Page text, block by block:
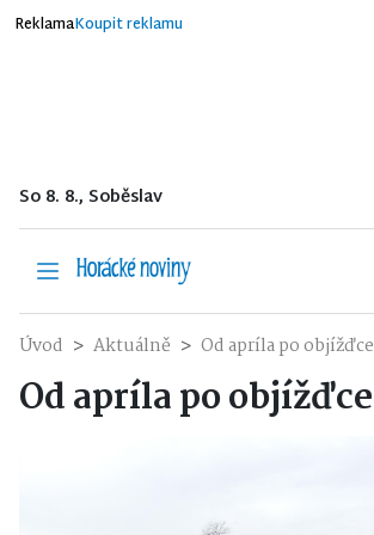
ReklamaKoupit reklamu
So 8. 8., Soběslav
Úvod Aktuálně Od apríla po objížďce
Od apríla po objížďce